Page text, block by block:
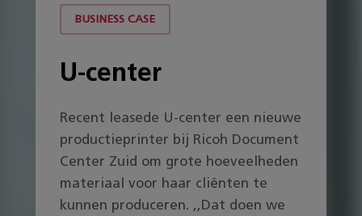
BUSINESS CASE
U-center
Recent leasede U-center een nieuwe
productieprinter bij Ricoh Document
Center Zuid om grote hoeveelheden
materiaal voor haar cliënten te
kunnen produceren. ,,Dat doen we